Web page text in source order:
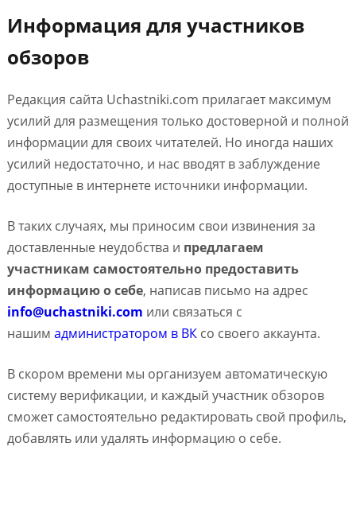
Информация для участников
обзоров
Редакция сайта Uchastniki.com прилагает максимум
усилий для размещения только достоверной и полной
информации для своих читателей. Но иногда наших
усилий недостаточно, и нас вводят в заблуждение
доступные в интернете источники информации.
В таких случаях, мы приносим свои извинения за
доставленные неудобства и предлагаем
участникам самостоятельно предоставить
информацию о себе, написав письмо на адрес
info@uchastniki.com или связаться с
нашим администратором в ВКсо своего аккаунта.
В скором времени мы организуем автоматическую
систему верификации, и каждый участник обзоров
сможет самостоятельно редактировать свой профиль,
добавлять или удалять информацию о себе.